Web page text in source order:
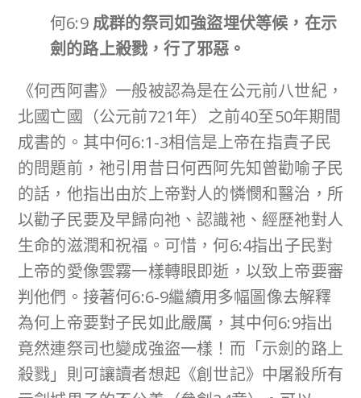
何6:9成群的祭司如強盜埋伏等候，在示
劍的路上殺戮，行了邪惡。
《何西阿書》一般被認為是在公元前八世紀，
北國亡國（公元前721年）之前40至50年期間
成書的。其中何6:1-3相信是上帝在指責子民
的問題前，祂引用昔日何西阿先知曾勸喻子民
的話，他指出由於上帝對人的憐憫和醫治，所
以勸子民要及早歸向祂、認識祂、經歷祂對人
生命的滋潤和祝福。可惜，何6:4指出子民對
上帝的愛像雲霧一樣轉眼即逝，以致上帝要審
判他們。接著何6:6-9繼續用多幅圖像去解釋
為何上帝要對子民如此嚴厲，其中何6:9指出
竟然連祭司也變成強盜一樣！而「示劍的路上
殺戮」則可讓讀者想起《創世記》中屠殺所有